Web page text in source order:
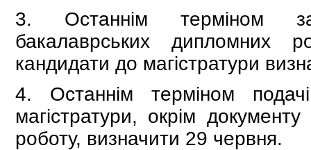
3. Останнім терміном
бакалаврських дипломних
кандидати до магістратури
4. Останнім терміном
магістратури, окрім
роботу, визначити 29 червня.